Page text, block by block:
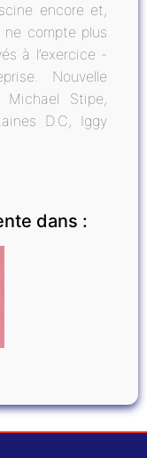
encore et,
ne compte plus
à l’exercice -
Nouvelle
Michael Stipe,
D.C, Iggy
dans :